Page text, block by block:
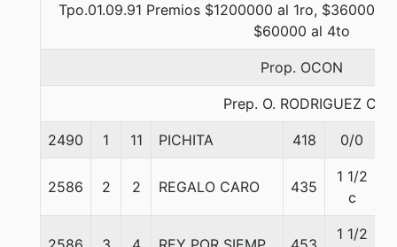
Tpo.01.09.91 Premios $1200000 al 1ro, $360000
$60000 al 4to
Prop. OCON
Prep. O. RODRIGUEZ C.
2490 1 11 PICHITA 418 0/0
2586 2 2 REGALO CARO 435
1 1/2
c
1 1/2